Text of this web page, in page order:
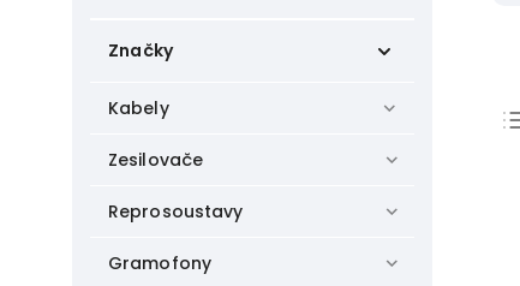
Značky
Accuphase
Advance Paris
Arcam
AVIDHIFI
Bluesound Professional
Kabely
Zesilovače
Reprosoustavy
Gramofony